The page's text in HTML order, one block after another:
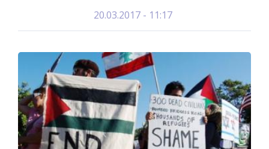
20.03.2017 - 11:17